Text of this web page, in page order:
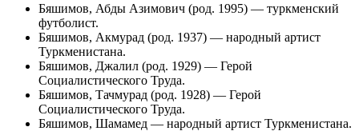
Бяшимов, Абды Азимович (род. 1995) — туркменский
футболист.
Бяшимов, Акмурад (род. 1937) — народный артист
Туркменистана.
Бяшимов, Джалил (род. 1929) — Герой
Социалистического Труда.
Бяшимов, Тачмурад (род. 1928) — Герой
Социалистического Труда.
Бяшимов, Шамамед — народный артист Туркменистана.